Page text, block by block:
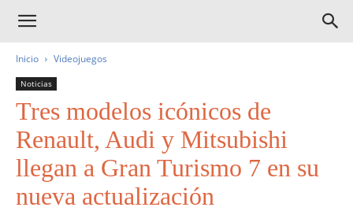
Inicio Videojuegos
Noticias
Tres modelos icónicos de
Renault, Audi y Mitsubishi
llegan a Gran Turismo 7 en su
nueva actualización